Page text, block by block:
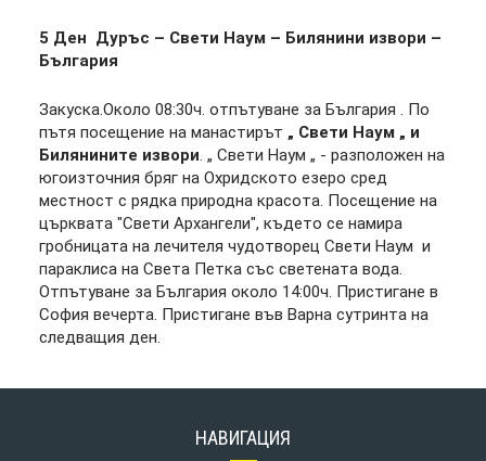
5 Ден Дуръс – Свети Наум – Билянини извори –
България
Закуска.Около 08:30ч. отпътуване за България . По
пътя посещение на манастирът „ Свети Наум „ и
Билянините извори. „ Свети Наум „ - разположен на
югоизточния бряг на Охридското езеро сред
местност с рядка природна красота. Посещение на
църквата "Свети Архангели", където се намира
гробницата на лечителя чудотворец Свети Наум и
параклиса на Света Петка със светената вода.
Отпътуване за България около 14:00ч. Пристигане в
София вечерта. Пристигане във Варна сутринта на
следващия ден.
НАВИГАЦИЯ